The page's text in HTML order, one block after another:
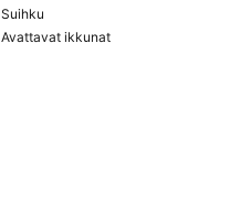
Suihku
Avattavat ikkunat